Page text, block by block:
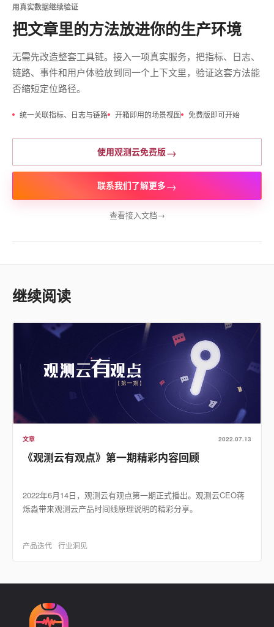
用真实数据继续验证
把文章里的方法放进你的生产环境
无需先改造整套工具链。接入一项真实服务，把指标、日志、
链路、事件和用户体验放到同一个上下文里，验证这套方法能
否缩短定位路径。
统一关联指标、日志与链路 开箱即用的场景视图 免费版即可开始
使用观测云免费版→
联系我们了解更多→
查看接入文档→
继续阅读
文章 2022.07.13
《观测云有观点》第一期精彩内容回顾
2022年6月14日，观测云有观点第一期正式播出。观测云CEO蒋
烁淼带来观测云产品时间线原理说明的精彩分享。
产品迭代 行业洞见